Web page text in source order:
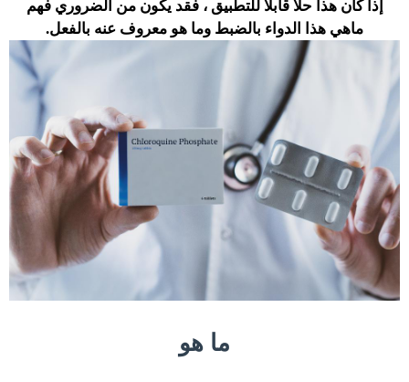
إذا كان هذا حلاً قابلاً للتطبيق ، فقد يكون من الضروري فهم
ماهي هذا الدواء بالضبط وما هو معروف عنه بالفعل.
ما هو